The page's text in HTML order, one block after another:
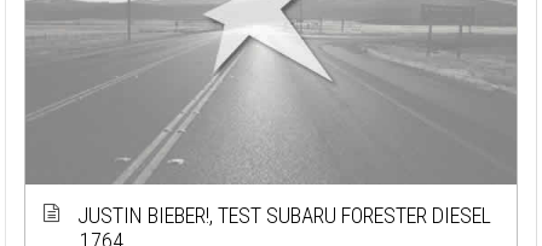
JUSTIN BIEBER!, TEST SUBARU FORESTER DIESEL